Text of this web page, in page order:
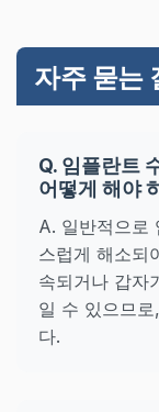
자주 묻는
Q. 임플란트
어떻게 해야
A. 일반적으로
스럽게 해소되
속되거나 갑자
일 수 있으므
다.